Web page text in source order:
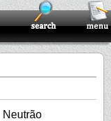
Neutrão